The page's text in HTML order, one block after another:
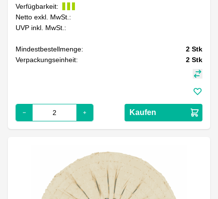
Verfügbarkeit:
Netto exkl. MwSt.:
UVP inkl. MwSt.:
Mindestbestellmenge: 2 Stk
Verpackungseinheit:
2 Stk
Kaufen